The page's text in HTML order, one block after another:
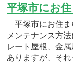
平塚市にお
平塚市にお住ま
メンテナンス方
レート屋根、金
ありますが、そ